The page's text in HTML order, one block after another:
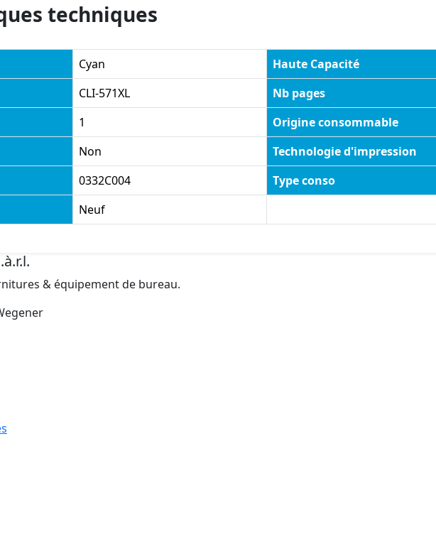
techniques
Cyan Haute Capacité
CLI-571XL Nb pages
1 Origine consommable
Non Technologie d'impression
0332C004 Type conso
Neuf
& équipement de bureau.